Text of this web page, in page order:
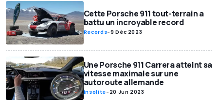
Cette Porsche 911 tout-terrain a
battu un incroyable record
Records-9 Déc 2023
Une Porsche 911 Carrera atteint sa
vitesse maximale sur une
autoroute allemande
Insolite- 20 Jun 2023